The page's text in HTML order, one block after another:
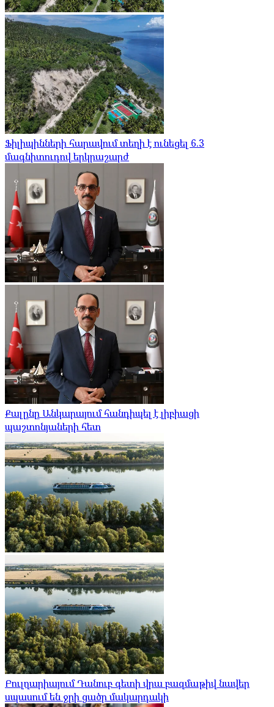
Ֆիլիպինների հարավում տեղի է ունեցել 6.3
մագնիտուդով երկրաշարժ
Քալընը Անկարայում հանդիպել է լիբիացի
պաշտոնյաների հետ
Բուլղարիայում Դանուբ գետի վրա բազմաթիվ նավեր
սպասում են ջրի ցածր մակարդակի